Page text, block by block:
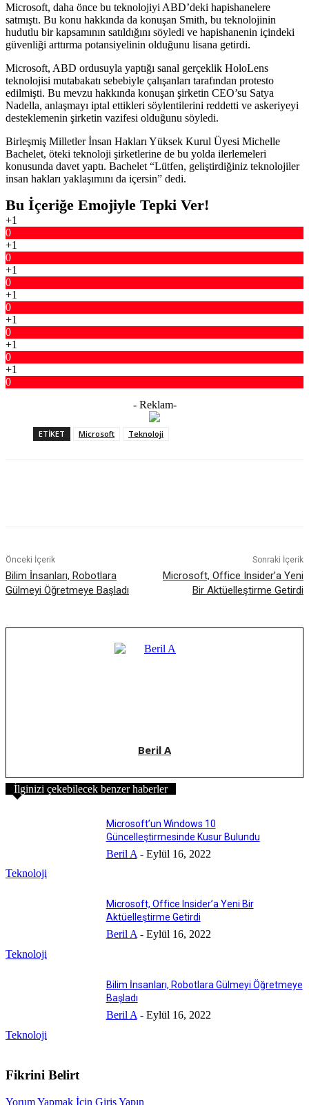
Microsoft, daha önce bu teknolojiyi ABD’deki hapishanelere
satmıştı. Bu konu hakkında da konuşan Smith, bu teknolojinin
hudutlu bir kapsamının satıldığını söyledi ve hapishanenin içindeki
güvenliği arttırma potansiyelinin olduğunu lisana getirdi.
Microsoft, ABD ordusuyla yaptığı sanal gerçeklik HoloLens
teknolojisi mutabakatı sebebiyle çalışanları tarafından protesto
edilmişti. Bu mevzu hakkında konuşan şirketin CEO’su Satya
Nadella, anlaşmayı iptal ettikleri söylentilerini reddetti ve askeriyeyi
desteklemenin şirketin vazifesi olduğunu söyledi.
Birleşmiş Milletler İnsan Hakları Yüksek Kurul Üyesi Michelle
Bachelet, öteki teknoloji şirketlerine de bu yolda ilerlemeleri
konusunda davet yaptı. Bachelet “Lütfen, geliştirdiğiniz teknolojiler
insan hakları yaklaşımını da içersin” dedi.
Bu İçeriğe Emojiyle Tepki Ver!
+1
0
+1
0
+1
0
+1
0
+1
0
+1
0
+1
0
- Reklam-
ETIKET Microsoft Teknoloji
Önceki İçerik
Bilim İnsanları, Robotlara
Gülmeyi Öğretmeye Başladı
Sonraki İçerik
Microsoft, Office Insider’a Yeni
Bir Aktüelleştirme Getirdi
Beril A
İlginizi çekebilecek benzer haberler
Teknoloji
Microsoft’un Windows 10
Güncelleştirmesinde Kusur Bulundu
Beril A - Eylül 16, 2022
Teknoloji
Microsoft, Office Insider’a Yeni Bir
Aktüelleştirme Getirdi
Beril A - Eylül 16, 2022
Teknoloji
Bilim İnsanları, Robotlara Gülmeyi Öğretmeye
Başladı
Beril A - Eylül 16, 2022
Fikrini Belirt
Yorum Yapmak İçin Giriş Yapın